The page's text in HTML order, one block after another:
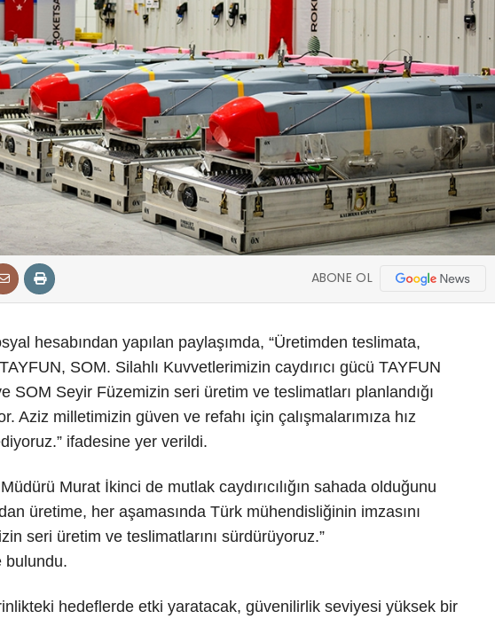
ABONE OL
hesabından yapılan paylaşımda, “Üretimden teslimata,
SOM. Silahlı Kuvvetlerimizin caydırıcı gücü TAYFUN
SOM Seyir Füzemizin seri üretim ve teslimatları planlandığı
Aziz milletimizin güven ve refahı için çalışmalarımıza hız
ifadesine yer verildi.
Murat İkinci de mutlak caydırıcılığın sahada olduğunu
üretime, her aşamasında Türk mühendisliğinin imzasını
seri üretim ve teslimatlarını sürdürüyoruz.”
bulundu.
hedeflerde etki yaratacak, güvenilirlik seviyesi yüksek bir